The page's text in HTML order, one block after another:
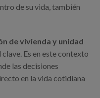
de su vida, también
de vivienda y unidad
Es en este contexto
las decisiones
en la vida cotidiana